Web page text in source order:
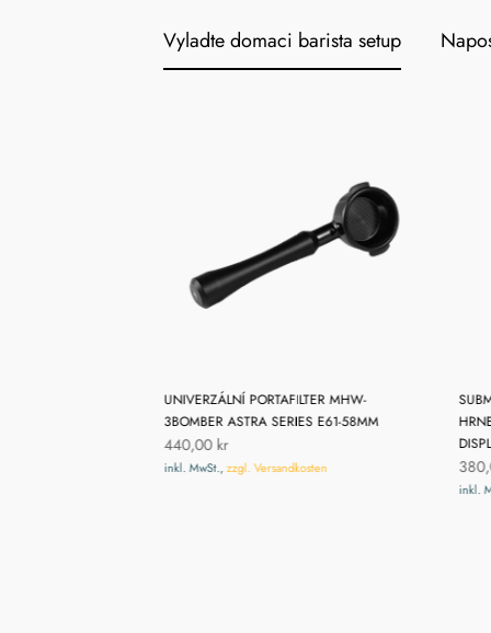
Vyladte domaci barista setup
UNIVERZÁLNÍ PORTAFILTER MHW-
3BOMBER ASTRA SERIES E61-58MM
440,00 kr
inkl. MwSt.,zzgl. Versandkosten
inkl.